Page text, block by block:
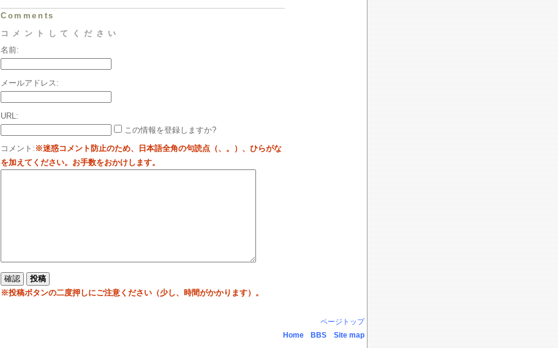
Comments
コメントしてください
名前:
メールアドレス:
URL:
この情報を登録しますか?
コメント: ※迷惑コメント防止のため、日本語全角の句読点（、。）、ひらがな
を加えてください。お手数をおかけします。
※投稿ボタンの二度押しにご注意ください（少し、時間がかかります）。
ページトップ
Home BBS Site map